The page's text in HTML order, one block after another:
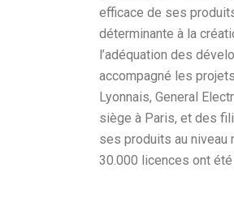
efficace de ses
déterminante à la
l’adéquation des
accompagné les
Lyonnais, General
siège à Paris, et des
ses produits au niveau
30.000 licences ont